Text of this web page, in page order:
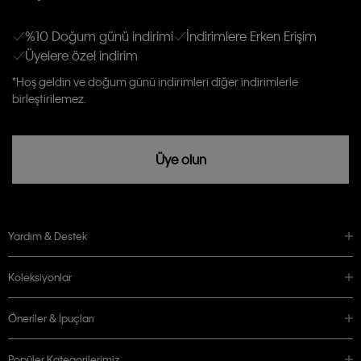
Kişiye özel ticari elektronik iletilerini almak için Açık Onay
veriyorum.
Aydınlatma Metni’niokuduğumu kabul ediyorum.
Calvin Klein tarafından kişisel verilerimin yurtdışına aktarılmasına açık
rızam vardır
%10 Doğum günü indirimi
İndirimlere Erken Erişim
Üyelere özel indirim
*Hoş geldin ve doğum günü indirimleri diğer indirimlerle
birleştirilemez.
Üye olun
Yardım & Destek
Koleksiyonlar
Öneriler & İpuçları